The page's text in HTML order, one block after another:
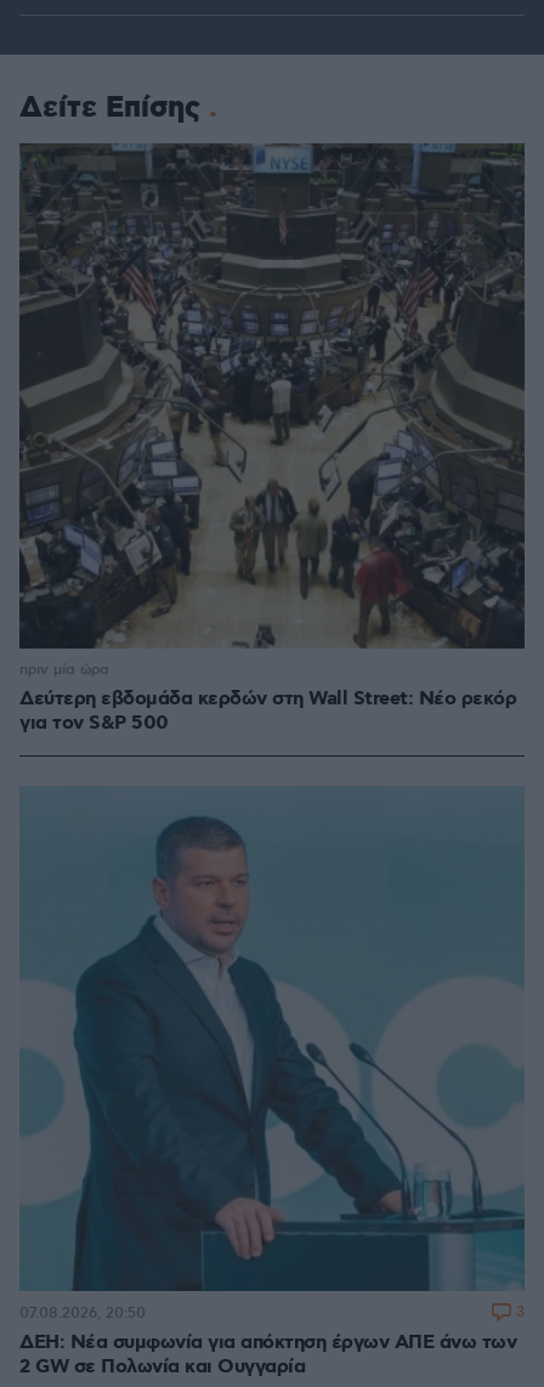
Δείτε Επίσης
Δεύτερη εβδομάδα κερδών στη Wall Street: Νέο ρεκόρ
για τον S&P 500
πριν μία ώρα
ΔΕΗ: Νέα συμφωνία για απόκτηση έργων ΑΠΕ άνω των
2 GW σε Πολωνία και Ουγγαρία
07.08.2026, 20:50 3